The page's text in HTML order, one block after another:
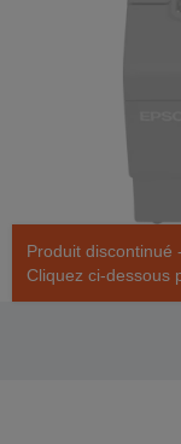
Produit discontinué
Cliquez ci-dessous